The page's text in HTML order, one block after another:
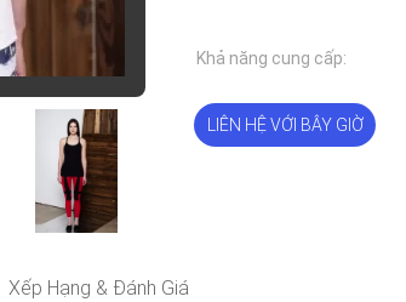
Khả năng cung cấp:
LIÊN HỆ VỚI BÂY GIỜ
Xếp Hạng & Đánh Giá